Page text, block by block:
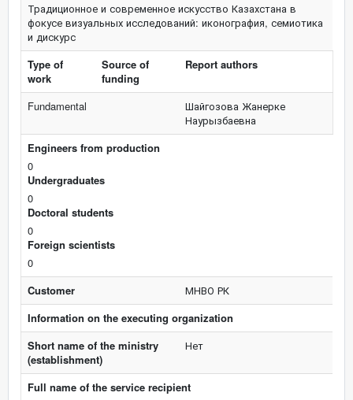
Традиционное и современное искусство Казахстана в
фокусе визуальных исследований: иконография, семиотика
и дискурс
Type of
work
Source of
funding
Report authors
Fundamental
Шайгозова Жанерке
Наурызбаевна
Engineers from production
0
Undergraduates
0
Doctoral students
0
Foreign scientists
0
Customer
МНВО РК
Information on the executing organization
Short name of the ministry
(establishment)
Нет
Full name of the service recipient